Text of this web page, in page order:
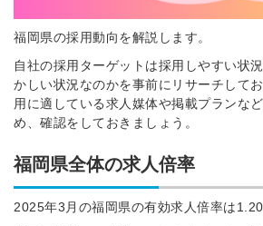
福岡県の採用動向を解説します。
自社の採用ターゲットは採用しやすい状
かしい状況なのかを事前にリサーチして
用に適している求人媒体や掲載プランな
め、確認をしておきましょう。
福岡県全体の求人倍率
2025年3月の福岡県の有効求人倍率は